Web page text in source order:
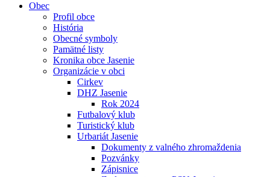
Obec
Profil obce
História
Obecné symboly
Pamätné listy
Kronika obce Jasenie
Organizácie v obci
Cirkev
DHZ Jasenie
Rok 2024
Futbalový klub
Turistický klub
Urbariát Jasenie
Dokumenty z valného zhromaždenia
Pozvánky
Zápisnice